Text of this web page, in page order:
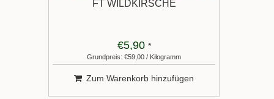
FT WILDKIRSCHE
€5,90 *
Grundpreis: €59,00 / Kilogramm
Zum Warenkorb hinzufügen